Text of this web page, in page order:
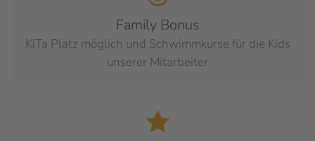
Family Bonus
KiTa Platz möglich und Schwimmkurse für die Kids
unserer Mitarbeiter